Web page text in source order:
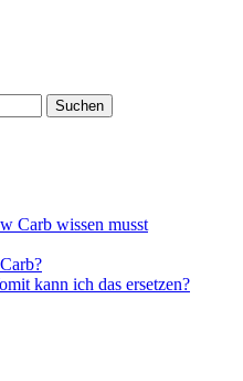
Suchen
Carb wissen musst
kann ich das ersetzen?